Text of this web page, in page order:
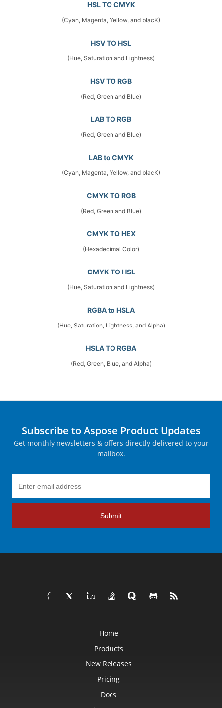
HSL TO CMYK
(Cyan, Magenta, Yellow, and blacK)
HSV TO HSL
(Hue, Saturation and Lightness)
HSV TO RGB
(Red, Green and Blue)
LAB TO RGB
(Red, Green and Blue)
LAB to CMYK
(Cyan, Magenta, Yellow, and blacK)
CMYK TO RGB
(Red, Green and Blue)
CMYK TO HEX
(Hexadecimal Color)
CMYK TO HSL
(Hue, Saturation and Lightness)
RGBA to HSLA
(Hue, Saturation, Lightness, and Alpha)
HSLA TO RGBA
(Red, Green, Blue, and Alpha)
Subscribe to Aspose Product Updates
Get monthly newsletters & offers directly delivered to your
mailbox.
Submit
Home
Products
New Releases
Pricing
Docs